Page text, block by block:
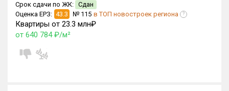
Рейтинг ЕРЗ
Жилых комплексов
Срок сдачи по ЖК: Сдан
Оценка ЕРЗ: 43.3 № 115 в ТОП новостроек региона ?
Квартиры от 23.3 млн₽
от 640 784 ₽/м²